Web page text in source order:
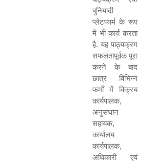
बुनियादी
प्लेटफार्म के रूप
में भी कार्य करता
है. यह पाठ्यक्रम
सफलतापूर्वक पूरा
करने के बाद
छात्र विभिन्न
फर्मों में विक्रय
कार्यपालक,
अनुसंधान
सहायक,
कार्यालय
कार्यपालक,
अधिकारी एवं